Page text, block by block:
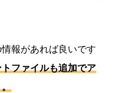
報があれば良いです
ファイルも追加でア